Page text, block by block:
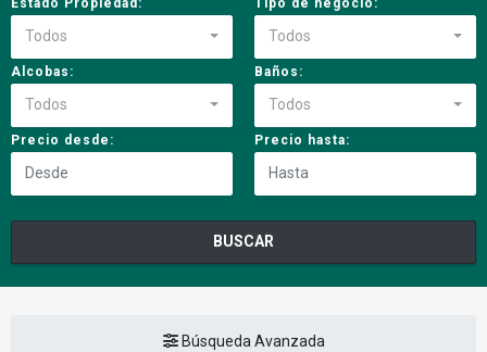
Estado Propiedad:
Todos
Tipo de negocio:
Todos
Alcobas:
Todos
Baños:
Todos
Precio desde: Precio hasta:
BUSCAR
Búsqueda Avanzada